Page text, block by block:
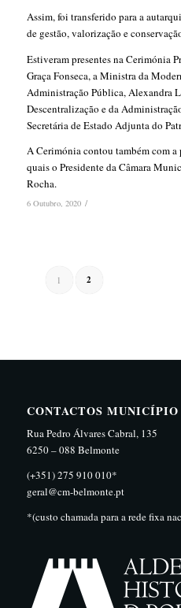
Assim, foi transferido para a
de gestão, valorização e
Estiveram presentes na Cerimónia
Graça Fonseca, a Ministra da
Administração Pública, Alexandra
Descentralização e da
Secretária de Estado Adjunta do
A Cerimónia contou também com a
quais o Presidente da Câmara
Rocha.
6 Outubro, 2020 /
1 2
CONTACTOS
Rua Pedro Álvares Cabral, 135
6250 – 088 Belmonte
(+351) 275 910 010*
geral@cm-belmonte.pt
*(custo chamada para a rede fixa